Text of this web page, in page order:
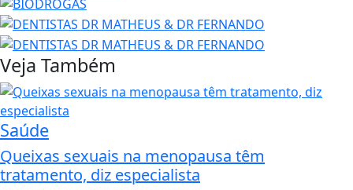
Veja Também
Saúde
Queixas sexuais na menopausa têm
tratamento, diz especialista